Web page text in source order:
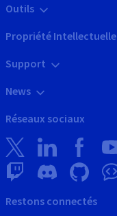
Outils
Propriété Intellectuelle
Support
News
Réseaux sociaux
Restons connectés